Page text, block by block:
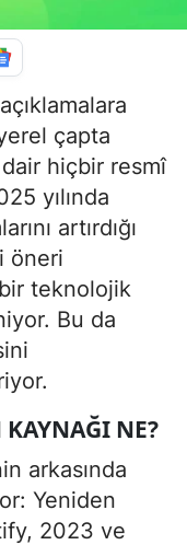
çapta
hiçbir resmî
yılında
artırdığı
öneri
teknolojik
Bu da
NE?
arkasında
Yeniden
2023 ve